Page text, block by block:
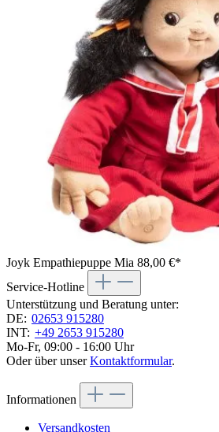
Joyk Empathiepuppe Mia 88,00 €*
Service-Hotline
Unterstützung und Beratung unter:
DE: 02653 915280
INT: +49 2653 915280
Mo-Fr, 09:00 - 16:00 Uhr
Oder über unserKontaktformular.
Informationen
Versandkosten